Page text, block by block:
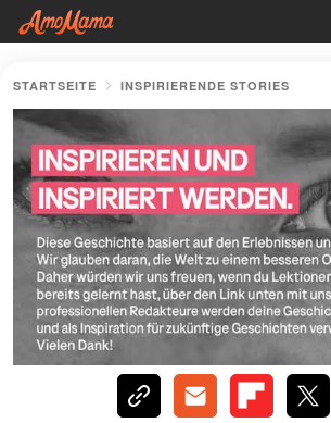
STARTSEITE INSPIRIERENDE STORIES